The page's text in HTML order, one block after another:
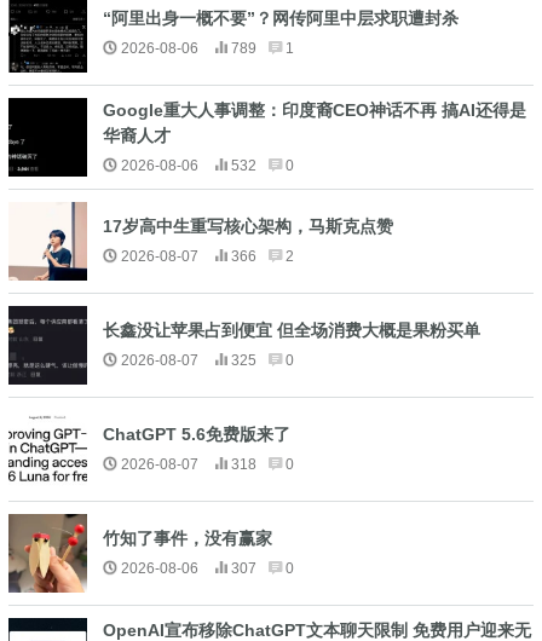
“阿里出身一概不要”？网传阿里中层求职遭封杀
2026-08-06 789 1
Google重大人事调整：印度裔CEO神话不再 搞AI还得是
华裔人才
2026-08-06 532 0
17岁高中生重写核心架构，马斯克点赞
2026-08-07 366 2
长鑫没让苹果占到便宜 但全场消费大概是果粉买单
2026-08-07 325 0
ChatGPT 5.6免费版来了
2026-08-07 318 0
竹知了事件，没有赢家
2026-08-06 307 0
OpenAI宣布移除ChatGPT文本聊天限制 免费用户迎来无